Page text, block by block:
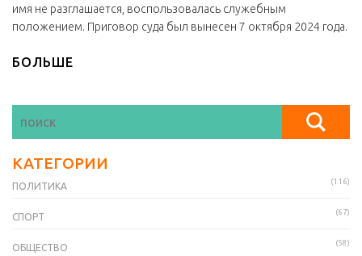
имя не разглашается, воспользовалась служебным
положением. Приговор суда был вынесен 7 октября 2024 года.
БОЛЬШЕ
КАТЕГОРИИ
ПОЛИТИКА (116)
СПОРТ (67)
ОБЩЕСТВО (58)